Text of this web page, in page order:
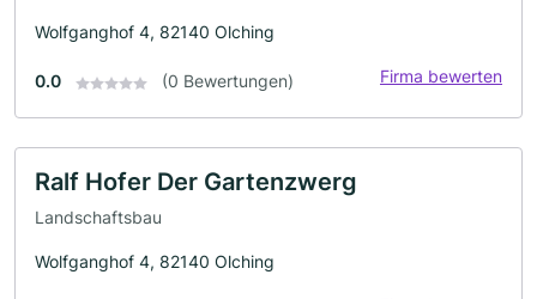
Wolfganghof 4, 82140 Olching
0.0 (0 Bewertungen) Firma bewerten
Ralf Hofer Der Gartenzwerg
Landschaftsbau
Wolfganghof 4, 82140 Olching